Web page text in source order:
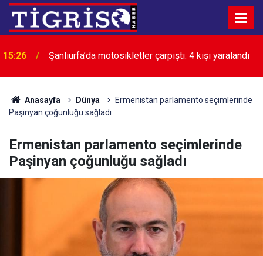
15:26 Şanlıurfa’da motosikletler çarpıştı: 4 kişi yaralandı
Anasayfa Dünya
Ermenistan parlamento seçimlerinde
Paşinyan çoğunluğu sağladı
Ermenistan parlamento seçimlerinde
Paşinyan çoğunluğu sağladı